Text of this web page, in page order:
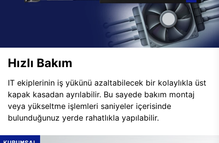
Hızlı Bakım
IT ekiplerinin iş yükünü azaltabilecek bir kolaylıkla üst
kapak kasadan ayrılabilir. Bu sayede bakım montaj
veya yükseltme işlemleri saniyeler içerisinde
bulunduğunuz yerde rahatlıkla yapılabilir.